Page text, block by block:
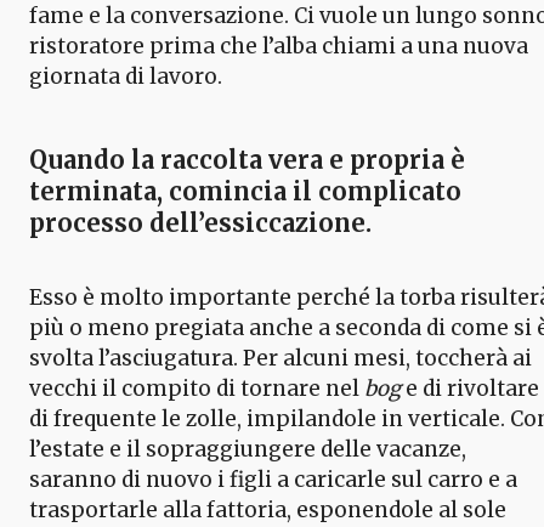
fame e la conversazione. Ci vuole un lungo
ristoratore prima che l’alba chiami a una nuova
giornata di lavoro.
Quando la raccolta vera e propria è
terminata, comincia il complicato
processo dell’essiccazione.
Esso è molto importante perché la torba
più o meno pregiata anche a seconda di come si
svolta l’asciugatura. Per alcuni mesi, toccherà ai
vecchi il compito di tornare nel boge di rivoltare
di frequente le zolle, impilandole in verticale.
l’estate e il sopraggiungere delle vacanze,
saranno di nuovo i figli a caricarle sul carro e a
trasportarle alla fattoria, esponendole al sole